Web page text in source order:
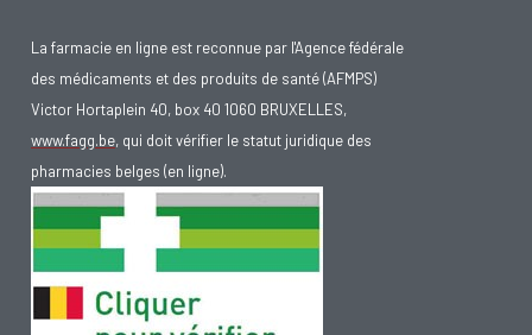
La farmacie en ligne est reconnue par l'Agence fédérale
des médicaments et des produits de santé (AFMPS)
Victor Hortaplein 40, box 40 1060 BRUXELLES,
www.fagg.be, qui doit vérifier le statut juridique des
pharmacies belges (en ligne).